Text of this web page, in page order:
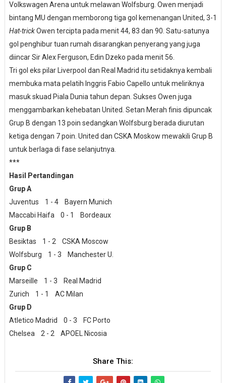
Volkswagen Arena untuk melawan Wolfsburg. Owen menjadi
bintang MU dengan memborong tiga gol kemenangan United, 3-1
Hat-trickOwen tercipta pada menit 44, 83 dan 90. Satu-satunya
gol penghibur tuan rumah disarangkan penyerang yang juga
diincar Sir Alex Ferguson, Edin Dzeko pada menit 56.
Tri gol eks pilar Liverpool dan Real Madrid itu setidaknya kembali
membuka mata pelatih Inggris Fabio Capello untuk meliriknya
masuk skuad Piala Dunia tahun depan. Sukses Owen juga
menggambarkan kehebatan United. Setan Merah finis dipuncak
Grup B dengan 13 poin sedangkan Wolfsburg berada diurutan
ketiga dengan 7 poin. United dan CSKA Moskow mewakili Grup B
untuk berlaga di fase selanjutnya.
***
Hasil Pertandingan
Grup A
Juventus 1 - 4 Bayern Munich
Maccabi Haifa 0 - 1 Bordeaux
Grup B
Besiktas 1 - 2 CSKA Moscow
Wolfsburg 1 - 3 Manchester U.
Grup C
Marseille 1 - 3 Real Madrid
Zurich 1 - 1 AC Milan
Grup D
Atletico Madrid 0 - 3 FC Porto
Chelsea 2 - 2 APOEL Nicosia
Share This: